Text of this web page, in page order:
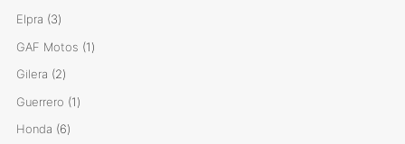
Elpra 33
productos
GAF Motos 11
Gilera 22
productos
Guerrero 11
Honda 66